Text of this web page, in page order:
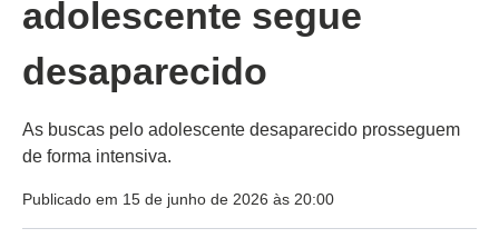
adolescente segue
desaparecido
As buscas pelo adolescente desaparecido prosseguem
de forma intensiva.
Publicado em 15 de junho de 2026 às 20:00